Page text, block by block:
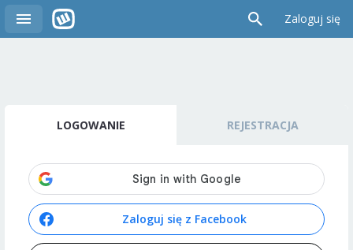
Zaloguj się
LOGOWANIE REJESTRACJA
Zaloguj się z Facebook